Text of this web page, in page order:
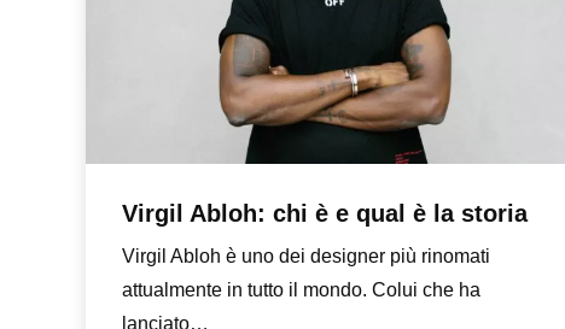
Virgil Abloh: chi è e qual è la storia
Virgil Abloh è uno dei designer più rinomati
attualmente in tutto il mondo. Colui che ha
lanciato…